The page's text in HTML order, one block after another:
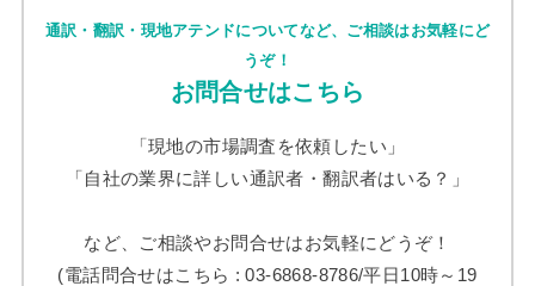
通訳・翻訳・現地アテンドについてなど、ご相談はお気軽にど
うぞ！
お問合せはこちら
「現地の市場調査を依頼したい」
「自社の業界に詳しい通訳者・翻訳者はいる？」
など、ご相談やお問合せはお気軽にどうぞ！
(電話問合せはこちら : 03-6868-8786/平日10時～19